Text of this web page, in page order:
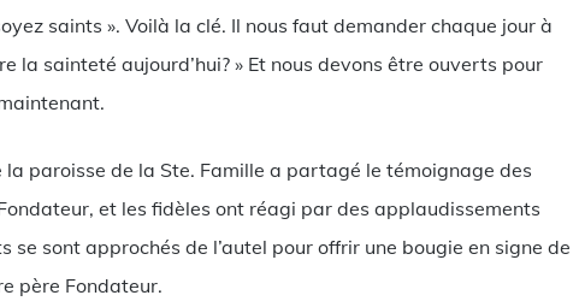
saints ». Voilà la clé. Il nous faut demander chaque jour à
la sainteté aujourd’hui? » Et nous devons être ouverts pour
la paroisse de la Ste. Famille a partagé le témoignage des
et les fidèles ont réagi par des applaudissements
se sont approchés de l’autel pour offrir une bougie en signe de
père Fondateur.